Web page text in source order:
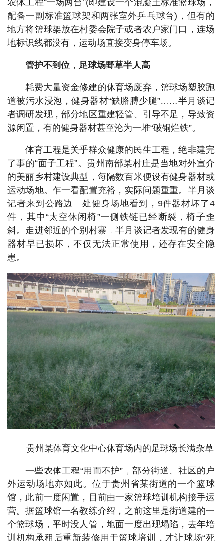
农体工程“一场两台”(即建设一个混凝土标准篮球场，
配备一副标准篮球架和两张室外乒乓球台)，但有的
地方将篮球架放在村委会院子或者农户家门口，连场
地标识线都没有，运动场直接变身停车场。
管护不到位，足球场野草半人高
耗费大量资金修建的体育场废弃，篮球场塑胶跑
道被污水浸泡，健身器材“缺胳膊少腿”……半月谈记
者调研发现，部分地区重建轻管、引导不足，导致资
源闲置，有的健身器材甚至沦为一堆“破铜烂铁”。
体育工程是关乎群众健康的民生工程，绝非建完
了事的“面子工程”。贵州南部某村庄是当地对外宣介
的美丽乡村建设典型，每隔数百米便设有健身器材或
运动场地。乍一看配置充裕，实际问题重重。半月谈
记者来到公路边一处健身场地看到，9件器材坏了4
件，其中“太空休闲椅”一侧铁链已经断裂，椅子歪
斜。走进邻近的个别村寨，半月谈记者发现有的健身
器材早已损坏，不仅无法正常使用，还存在安全隐
患。
贵州某体育文化中心体育场内的足球场长满杂草
一些农体工程“用而不护”，部分街道、社区的户
外运动场地亦如此。位于贵州省某街道的一个篮球
馆，此前一度闲置，目前由一家篮球培训机构接手运
营。据篮球馆一名教练介绍，之前这里是街道建的一
个篮球场，平时没人管，地面一度出现塌陷，去年培
训机构承租后重新装修用于篮球培训，才让球场“死